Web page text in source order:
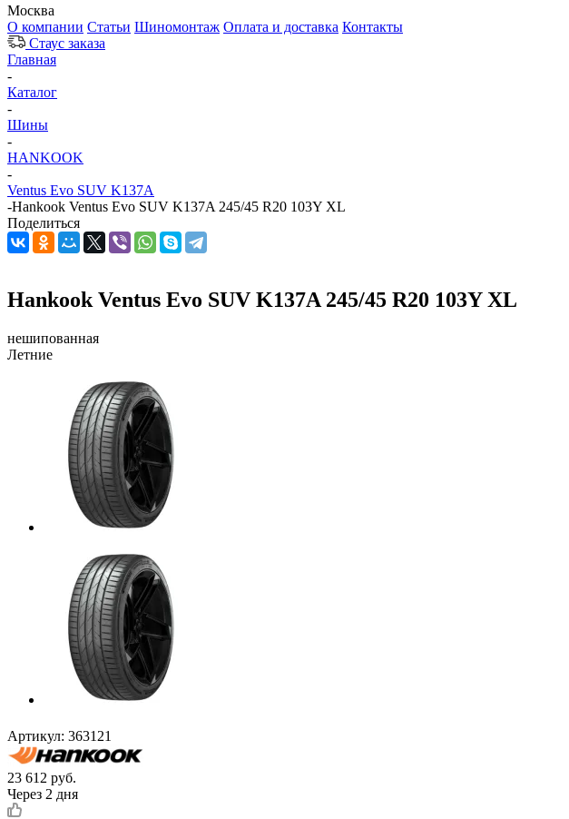
Москва
О компании Статьи Шиномонтаж Оплата и доставка Контакты
Стаус заказа
Главная
-
Каталог
-
Шины
-
HANKOOK
-
Ventus Evo SUV K137A
-Hankook Ventus Evo SUV K137A 245/45 R20 103Y XL
Поделиться
Hankook Ventus Evo SUV K137A 245/45 R20 103Y XL
нешипованная
Летние
Артикул: 363121
23 612 руб.
Через 2 дня